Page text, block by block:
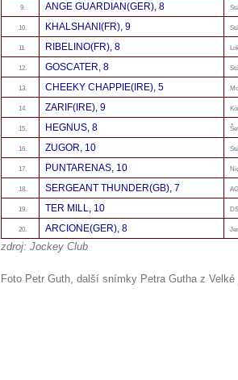
9. ANGE GUARDIAN(GER), 8
10. KHALSHANI(FR), 9
11. RIBELINO(FR), 8
12. GOSCATER, 8
13. CHEEKY CHAPPIE(IRE), 5
14. ZARIF(IRE), 9
15. HEGNUS, 8
16. ZUGOR, 10
17. PUNTARENAS, 10
18. SERGEANT THUNDER(GB), 7
19. TER MILL, 10
20. ARCIONE(GER), 8
zdroj: Jockey Club
Foto Petr Guth, další snímky Petra Gutha z Velké